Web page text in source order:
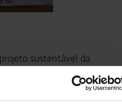
sustentável da